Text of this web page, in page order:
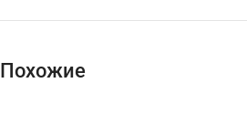
Похожие